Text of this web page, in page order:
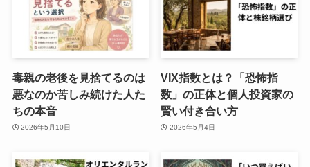
毒親の老後を見捨てるのは
悪なのか苦しみ続けた人た
ちの本音
2026年5月10日
VIX指数とは？「恐怖指
数」の正体と個人投資家の
賢い付き合い方
2026年5月4日